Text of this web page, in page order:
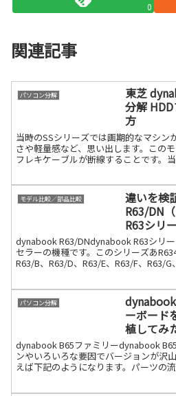
0
関連記事
パソコン分解
東芝
分解
方
当時のSSシリーズでは画期的なマシン
さや軽量感など、思い出します。この
フレキケーブルが断線することです。
モデル比較／部品比較
違いを検
R63/DN
R63シリ
dynabook R63/DNdynabook R63シリ
セラーの機種です。このシリーズあ
R63/B、R63/D、R63/E、R63/F、R63/
パソコン分解
ーボード
植してみ
解）
dynabook B65ファミリーdynabook
ンやいろいろな要因でバージョンが沢
えば下記のようになります。パーツの